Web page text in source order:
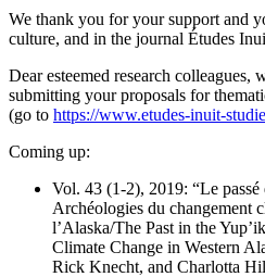
We thank you for your support and
culture, and in the journal Études
Dear esteemed research colleagues,
submitting your proposals for
(go to https://www.etudes-inuit-
Coming up:
Vol. 43 (1-2), 2019: “Le passé
Archéologies du changement
l’Alaska/The Past in the
Climate Change in Western
Rick Knecht, and Charlotta